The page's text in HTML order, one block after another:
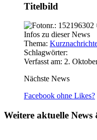
Titelbild
Infos zu dieser News
Thema:
Schlagwörter:
Verfasst am: 2.
Nächste News
Facebook ohne Likes?
Weitere aktuelle